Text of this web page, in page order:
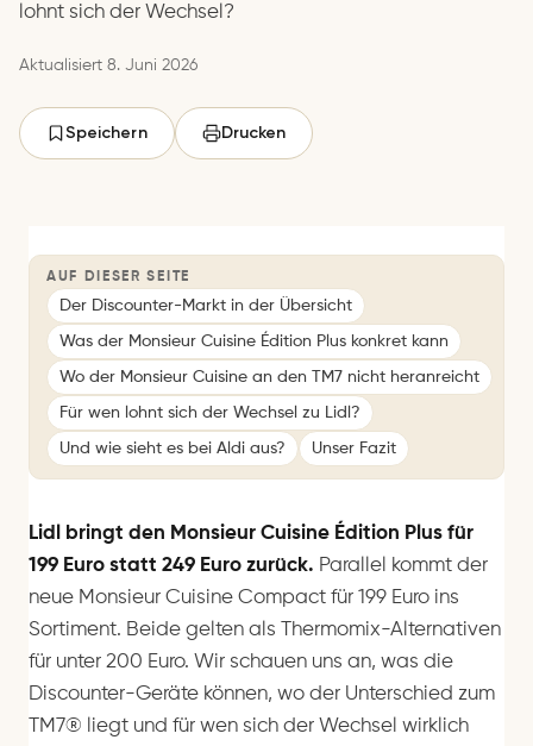
lohnt sich der Wechsel?
Aktualisiert 8. Juni 2026
Speichern Drucken
AUF DIESER SEITE
Der Discounter-Markt in der Übersicht
Was der Monsieur Cuisine Édition Plus konkret kann
Wo der Monsieur Cuisine an den TM7 nicht heranreicht
Für wen lohnt sich der Wechsel zu Lidl?
Und wie sieht es bei Aldi aus? Unser Fazit
Lidl bringt den Monsieur Cuisine Édition Plus für
199 Euro statt 249 Euro zurück. Parallel kommt der
neue Monsieur Cuisine Compact für 199 Euro ins
Sortiment. Beide gelten als Thermomix-Alternativen
für unter 200 Euro. Wir schauen uns an, was die
Discounter-Geräte können, wo der Unterschied zum
TM7® liegt und für wen sich der Wechsel wirklich